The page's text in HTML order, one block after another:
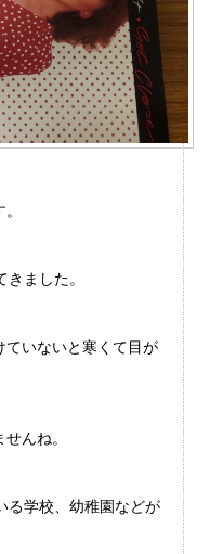
ました。
ていないと寒くて目が
んね。
る学校、幼稚園などが